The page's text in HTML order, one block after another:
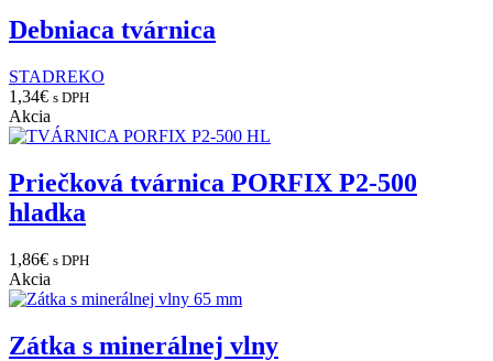
Debniaca tvárnica
STADREKO
1,34€ s DPH
Akcia
Priečková tvárnica PORFIX P2-500
hladka
1,86€ s DPH
Akcia
Zátka s minerálnej vlny